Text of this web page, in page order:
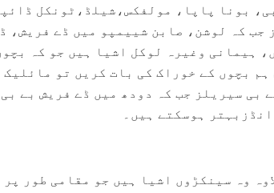
بونا پاپا، مولفکس،شیلڈ،ٹونکل
جب کہ لوشن، صابن شییمپو میں ڈے فریش،
ہیمانی وغیرہ لوکل اشیا ہیں جو کہ
ہم بچوں کے خوراک کی بات کریں تو
بی سیریلز جب کہ دودھ میں ڈے فریش بے
ہوسکتے ہیں۔
وہ سینکڑوں اشیا ہیں جو مقامی طور